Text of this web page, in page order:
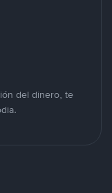
del dinero, te